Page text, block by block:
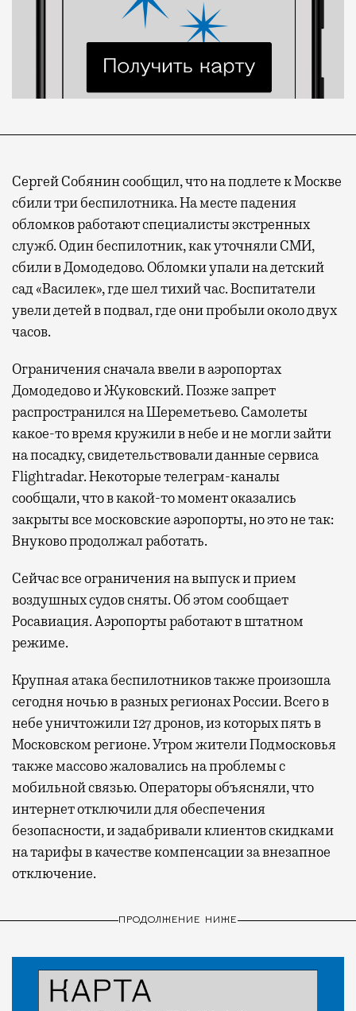
Сергей Собянин сообщил, что на подлете к Москве
сбили три беспилотника. На месте падения
обломков работают специалисты экстренных
служб. Один беспилотник, как уточняли СМИ,
сбили в Домодедово. Обломки упали на детский
сад «Василек», где шел тихий час. Воспитатели
увели детей в подвал, где они пробыли около двух
часов.
Ограничения сначала ввели в аэропортах
Домодедово и Жуковский. Позже запрет
распространился на Шереметьево. Самолеты
какое-то время кружили в небе и не могли зайти
на посадку, свидетельствовали данные сервиса
Flightradar. Некоторые телеграм-каналы
сообщали, что в какой-то момент оказались
закрыты все московские аэропорты, но это не так:
Внуково продолжал работать.
Сейчас все ограничения на выпуск и прием
воздушных судов сняты. Об этом сообщает
Росавиация. Аэропорты работают в штатном
режиме.
Крупная атака беспилотников также произошла
сегодня ночью в разных регионах России. Всего в
небе уничтожили 127 дронов, из которых пять в
Московском регионе. Утром жители Подмосковья
также массово жаловались на проблемы с
мобильной связью. Операторы объясняли, что
интернет отключили для обеспечения
безопасности, и задабривали клиентов скидками
на тарифы в качестве компенсации за внезапное
отключение.
ПРОДОЛЖЕНИЕ НИЖЕ